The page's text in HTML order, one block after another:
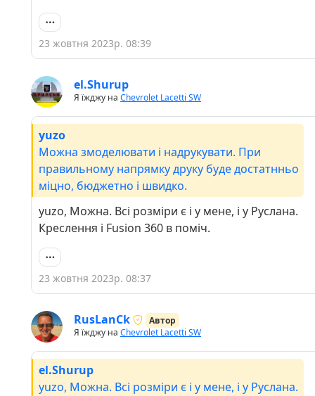
23 жовтня 2023р. 08:39
el.Shurup
Я їжджу на Chevrolet Lacetti SW
yuzo
Можна змоделювати і надрукувати. При
правильному напрямку друку буде достатнньо
міцно, бюджетно і швидко.
yuzo, Можна. Всі розміри є і у мене, і у Руслана.
Креслення і Fusion 360 в поміч.
23 жовтня 2023р. 08:37
RusLanCk
Автор
Я їжджу на Chevrolet Lacetti SW
el.Shurup
yuzo, Можна. Всі розміри є і у мене, і у Руслана.